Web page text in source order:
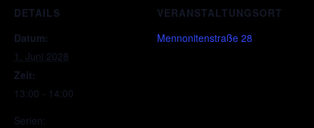
DETAILS
Datum:
1. Juni 2028
Zeit:
13:00 - 14:00
Serien:
VERANSTALTUNGSORT
Mennonitenstraße 28